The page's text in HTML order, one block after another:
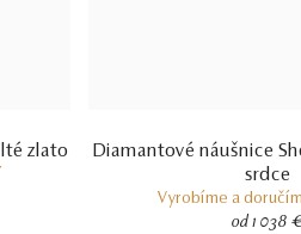
zlato
Diamantové náušnice
srdce
Vyrobíme a
od 1 038